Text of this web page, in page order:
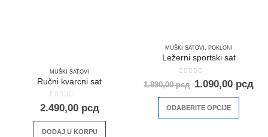
MUŠKI SATOVI
Ručni kvarcni sat
0out of 5
2.490,00 рсд
DODAJ U KORPU
MUŠKI SATOVI , POKLONI
Ležerni sportski sat
out of 5
1.890,00рсд 1.090,00 рсд
ODABERITE OPCIJE